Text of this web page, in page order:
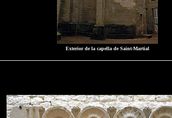
Exterior de la capella de Saint-Martial